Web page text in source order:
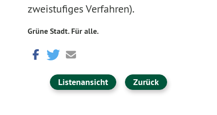
zweistufiges Verfahren).
Grüne Stadt. Für alle.
Listenansicht Zurück